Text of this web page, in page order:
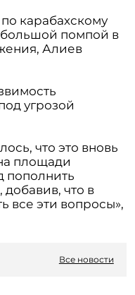
карабахскому
большой помпой в
Алиев
угрозой
что это вновь
площади
пополнить
что в
все эти вопросы»,
Все новости